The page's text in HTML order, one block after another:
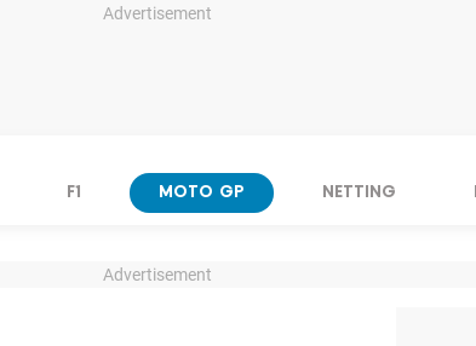
Advertisement
F1 MOTO GP NETTING
Advertisement